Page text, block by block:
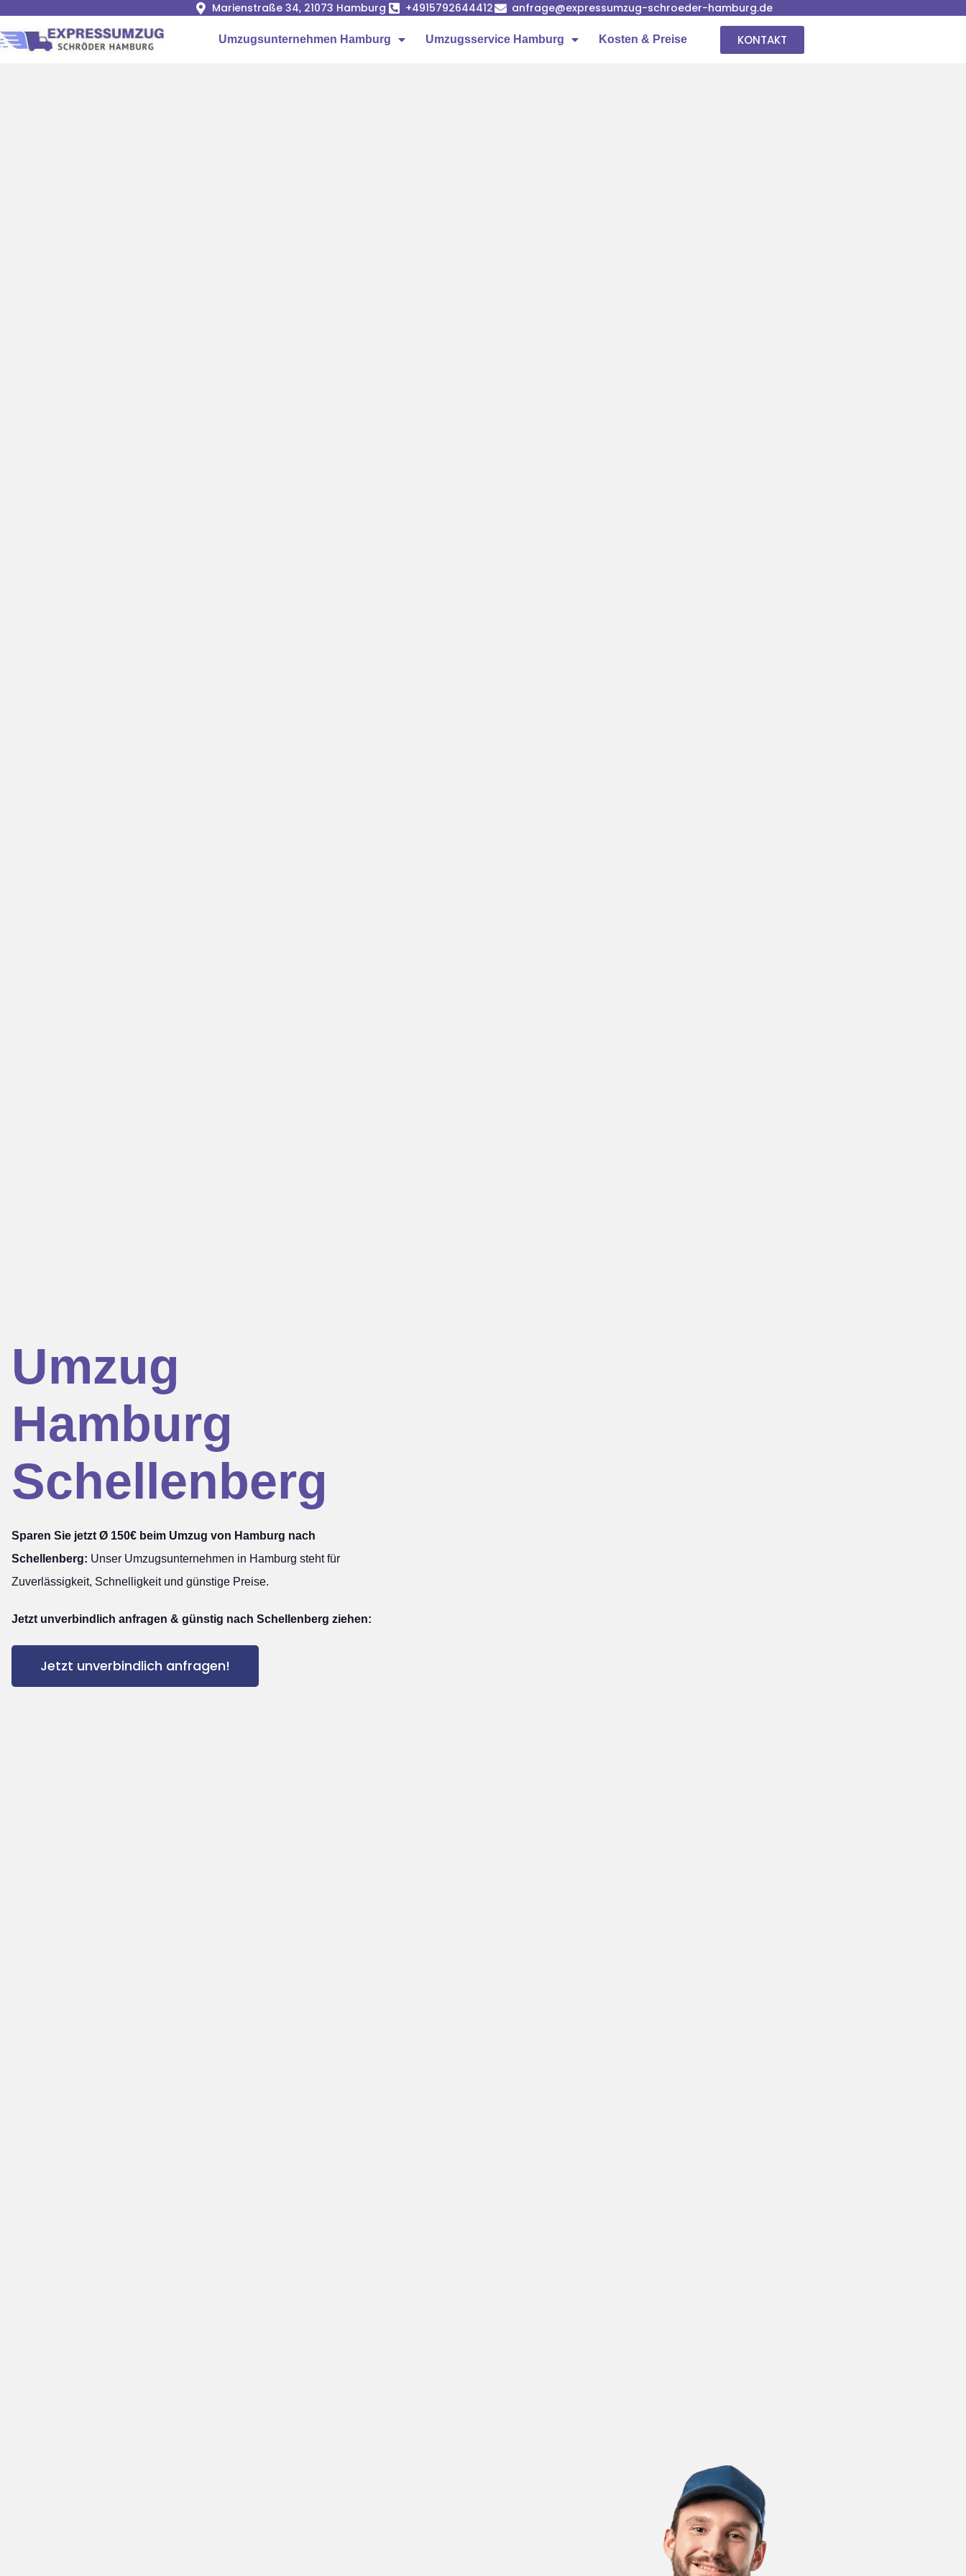
Marienstraße 34, 21073 Hamburg +4915792644412 anfrage@expressumzug-schroeder-hamburg.de
Umzugsunternehmen Hamburg Umzugsservice Hamburg Kosten & Preise KONTAKT
Umzug
Hamburg
Schellenberg
Sparen Sie jetzt Ø 150€ beim Umzug von Hamburg nach
Schellenberg: Unser Umzugsunternehmen in Hamburg steht für
Zuverlässigkeit, Schnelligkeit und günstige Preise.
Jetzt unverbindlich anfragen & günstig nach Schellenberg ziehen:
Jetzt unverbindlich anfragen!